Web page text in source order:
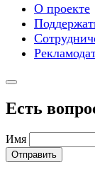
О проекте
Есть
Имя